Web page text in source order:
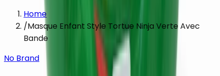
Home
/Masque Enfant Style Tortue Ninja Verte Avec
Bande
No Brand